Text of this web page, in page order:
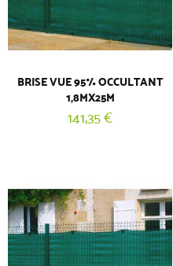
BRISE VUE 95% OCCULTANT
1,8MX25M
141,35 €